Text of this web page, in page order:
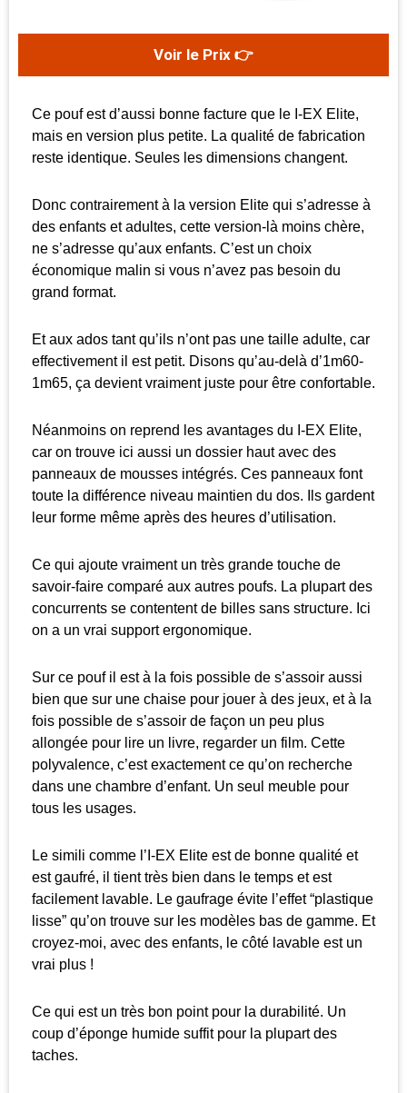
Voir le Prix 👉
Ce pouf est d’aussi bonne facture que le I-EX Elite,
mais en version plus petite. La qualité de fabrication
reste identique. Seules les dimensions changent.
Donc contrairement à la version Elite qui s’adresse à
des enfants et adultes, cette version-là moins chère,
ne s’adresse qu’aux enfants. C’est un choix
économique malin si vous n’avez pas besoin du
grand format.
Et aux ados tant qu’ils n’ont pas une taille adulte, car
effectivement il est petit. Disons qu’au-delà d’1m60-
1m65, ça devient vraiment juste pour être confortable.
Néanmoins on reprend les avantages du I-EX Elite,
car on trouve ici aussi un dossier haut avec des
panneaux de mousses intégrés. Ces panneaux font
toute la différence niveau maintien du dos. Ils gardent
leur forme même après des heures d’utilisation.
Ce qui ajoute vraiment un très grande touche de
savoir-faire comparé aux autres poufs. La plupart des
concurrents se contentent de billes sans structure. Ici
on a un vrai support ergonomique.
Sur ce pouf il est à la fois possible de s’assoir aussi
bien que sur une chaise pour jouer à des jeux, et à la
fois possible de s’assoir de façon un peu plus
allongée pour lire un livre, regarder un film. Cette
polyvalence, c’est exactement ce qu’on recherche
dans une chambre d’enfant. Un seul meuble pour
tous les usages.
Le simili comme l’I-EX Elite est de bonne qualité et
est gaufré, il tient très bien dans le temps et est
facilement lavable. Le gaufrage évite l’effet “plastique
lisse” qu’on trouve sur les modèles bas de gamme. Et
croyez-moi, avec des enfants, le côté lavable est un
vrai plus !
Ce qui est un très bon point pour la durabilité. Un
coup d’éponge humide suffit pour la plupart des
taches.